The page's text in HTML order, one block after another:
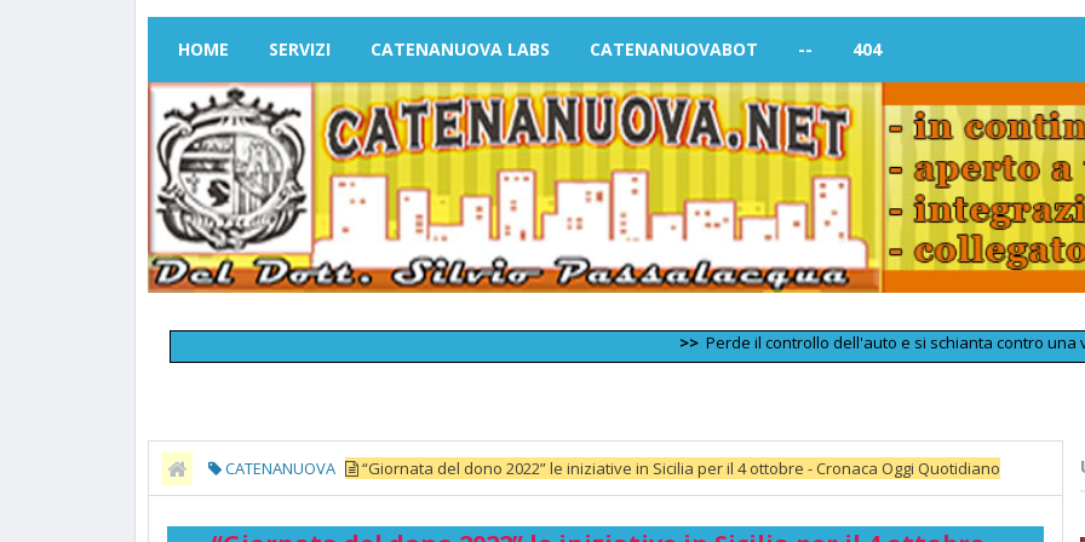
HOME SERVIZI CATENANUOVA LABS CATENANUOVABOT -- 404
Perde il controllo dell'auto e si schianta contro una vettura
CATENANUOVA “Giornata del dono 2022” le iniziative in Sicilia per il 4 ottobre - Cronaca Oggi Quotidiano